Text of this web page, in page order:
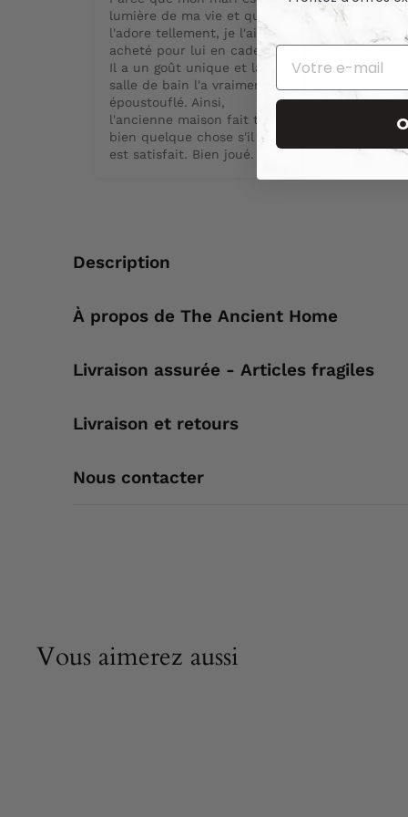
lumière de ma vie et que je
l'adore tellement, je l'ai
acheté pour lui en cadeau.
Il a un goût unique et la
salle de bain l'a vraiment
époustouflé. Ainsi,
l'ancienne maison fait très
bien quelque chose s'il en
est satisfait. Bien joué.
Description
À propos de The Ancient Home
Livraison assurée - Articles fragiles
Livraison et retours
Nous contacter
Vous aimerez aussi